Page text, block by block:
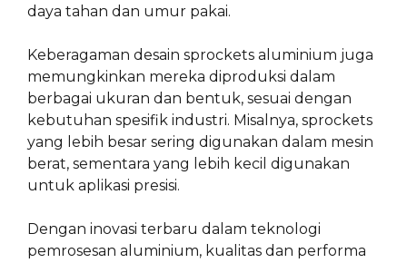
daya tahan dan umur pakai.
Keberagaman desain sprockets aluminium juga
memungkinkan mereka diproduksi dalam
berbagai ukuran dan bentuk, sesuai dengan
kebutuhan spesifik industri. Misalnya, sprockets
yang lebih besar sering digunakan dalam mesin
berat, sementara yang lebih kecil digunakan
untuk aplikasi presisi.
Dengan inovasi terbaru dalam teknologi
pemrosesan aluminium, kualitas dan performa